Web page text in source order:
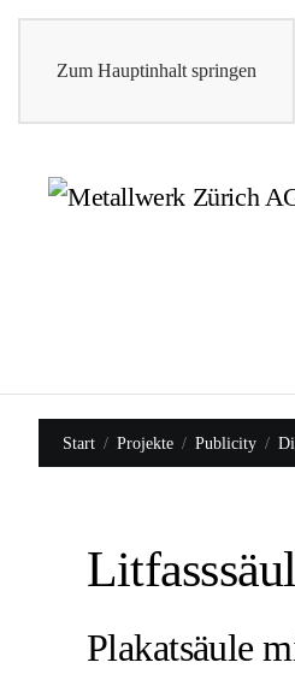
Zum Hauptinhalt springen
Start Projekte Publicity
Plakatsäule